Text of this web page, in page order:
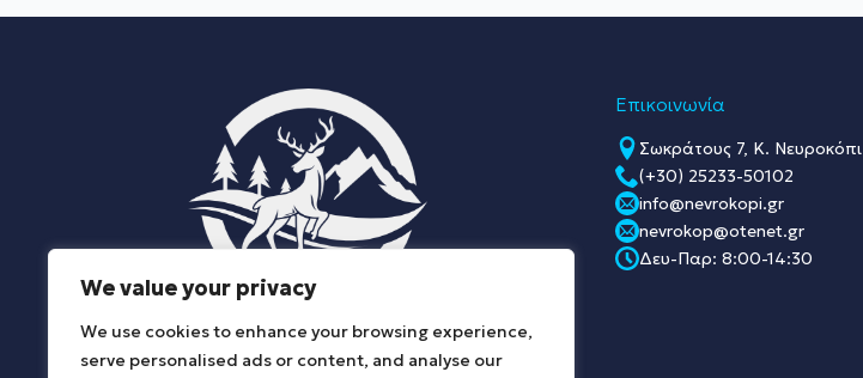
We value your privacy
We use cookies to enhance your browsing experience,
serve personalised ads or content, and analyse our
ΔΗΜΟΣ ΚΑΤΩ ΝΕΥΡΟΚΟΠΙΟΥ
Επικοινωνία
Σωκράτους 7, Κ. Νευροκόπι
(+30) 25233-50102
info@nevrokopi.gr
nevrokop@otenet.gr
Δευ-Παρ: 8:00-14:30